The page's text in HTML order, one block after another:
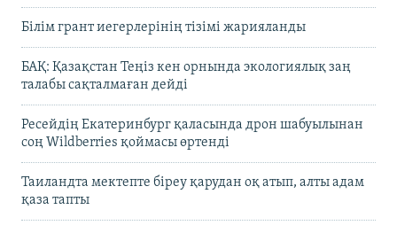
Білім грант иегерлерінің тізімі жарияланды
БАҚ: Қазақстан Теңіз кен орнында экологиялық заң
талабы сақталмаған дейді
Ресейдің Екатеринбург қаласында дрон шабуылынан
соң Wildberries қоймасы өртенді
Таиландта мектепте біреу қарудан оқ атып, алты адам
қаза тапты